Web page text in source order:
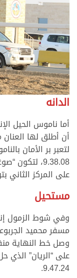
الدانه
أما ناموس الحيل
أن أطلق لها
لتعبر بر الأمان
9.38.08،
على المركز الثاني بتوقيت
مستحيل
وفي شوط الزمول
مسفر محميد
على “الريان” الذي
9.47.24.